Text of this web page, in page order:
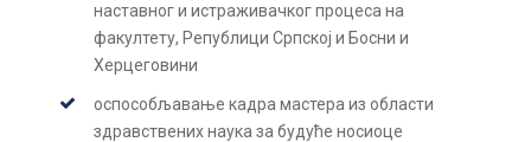
наставног и истраживачког процеса на
факултету, Републици Српској и Босни и
Херцеговини
оспособљавање кадра мастера из области
здравствених наука за будуће носиоце